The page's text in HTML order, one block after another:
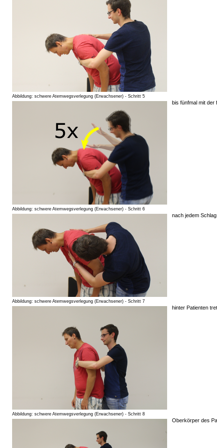
Abbildung: schwere Atemwegsverlegung (Erwachsener) - Schritt 5
Abbildung: schwere Atemwegsverlegung (Erwachsener) - Schritt 6
bis fünfmal mit der
Abbildung: schwere Atemwegsverlegung (Erwachsener) - Schritt 7
nach jedem
Abbildung: schwere Atemwegsverlegung (Erwachsener) - Schritt 8
hinter Patienten
Oberkörper des